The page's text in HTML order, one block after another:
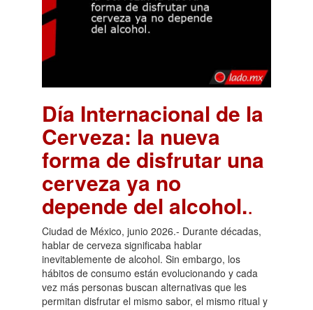
Día Internacional de la
Cerveza: la nueva
forma de disfrutar una
cerveza ya no
depende del alcohol..
Ciudad de México, junio 2026.- Durante décadas,
hablar de cerveza significaba hablar
inevitablemente de alcohol. Sin embargo, los
hábitos de consumo están evolucionando y cada
vez más personas buscan alternativas que les
permitan disfrutar el mismo sabor, el mismo ritual y